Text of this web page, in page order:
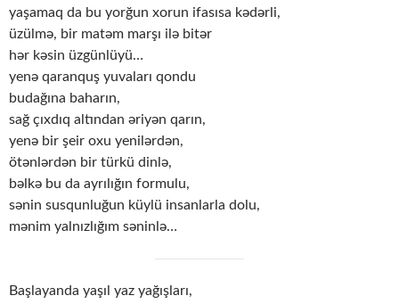
yaşamaq da bu yorğun xorun ifasısa kədərli,
üzülmə, bir matəm marşı ilə bitər
hər kəsin üzgünlüyü…
yenə qaranquş yuvaları qondu
budağına baharın,
sağ çıxdıq altından əriyən qarın,
yenə bir şeir oxu yenilərdən,
ötənlərdən bir türkü dinlə,
bəlkə bu da ayrılığın formulu,
sənin susqunluğun küylü insanlarla dolu,
mənim yalnızlığım səninlə…
Başlayanda yaşıl yaz yağışları,